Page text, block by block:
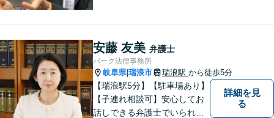
根ざした弁護士】もし何かお
困りな事がございましたらお
気軽にご相談ください。
安藤 友美 弁護士
パーク法律事務所
岐阜県|瑞浪市 瑞浪駅 から徒歩5分
【瑞浪駅5分】【駐車場あり】
【子連れ相談可】安心してお
話しできる弁護士でいられる
詳細を見
る